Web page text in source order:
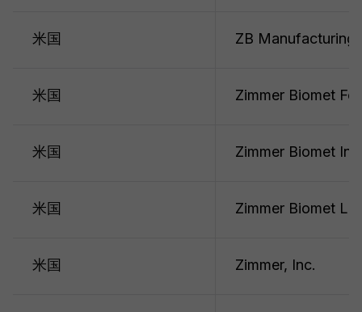
米国 ZB
米国 Zimmer Biomet
米国 Zimmer Biomet
米国 Zimmer Biomet
米国 Zimmer, Inc.